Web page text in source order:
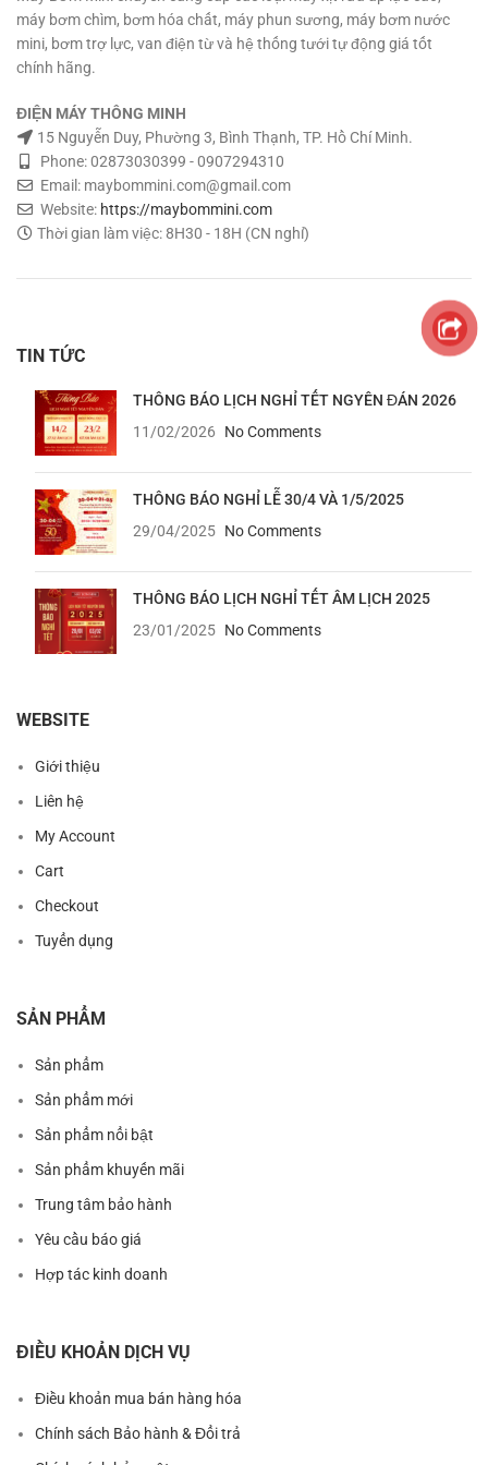
máy bơm chìm, bơm hóa chất, máy phun sương, máy bơm nước
mini, bơm trợ lực, van điện từ và hệ thống tưới tự động giá tốt
chính hãng.
ĐIỆN MÁY THÔNG MINH
15 Nguyễn Duy, Phường 3, Bình Thạnh, TP. Hồ Chí Minh.
Phone: 02873030399 - 0907294310
Email: maybommini.com@gmail.com
Website: https://maybommini.com
Thời gian làm việc: 8H30 - 18H (CN nghỉ)
TIN TỨC
THÔNG BÁO LỊCH NGHỈ TẾT NGYÊN ĐÁN 2026
11/02/2026
No Comments
THÔNG BÁO NGHỈ LỄ 30/4 VÀ 1/5/2025
29/04/2025 No Comments
THÔNG BÁO LỊCH NGHỈ TẾT ÂM LỊCH 2025
23/01/2025 No Comments
WEBSITE
Giới thiệu
Liên hệ
My Account
Cart
Checkout
Tuyển dụng
SẢN PHẨM
Sản phẩm
Sản phẩm mới
Sản phẩm nổi bật
Sản phẩm khuyến mãi
Trung tâm bảo hành
Yêu cầu báo giá
Hợp tác kinh doanh
ĐIỀU KHOẢN DỊCH VỤ
Điều khoản mua bán hàng hóa
Chính sách Bảo hành & Đổi trả